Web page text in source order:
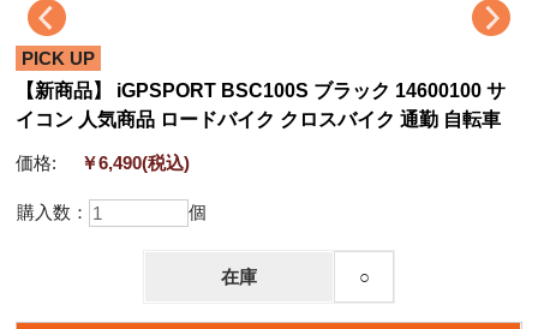
PICK UP
【新商品】 iGPSPORT BSC100S ブラック 14600100 サ
イコン 人気商品 ロードバイク クロスバイク 通勤 自転車
価格: ￥6,490(税込)
購入数： 個
在庫 ○